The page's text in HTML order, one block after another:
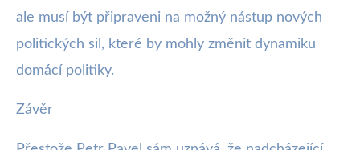
ale musí být připraveni na možný nástup nových
politických sil, které by mohly změnit dynamiku
domácí politiky.
Závěr